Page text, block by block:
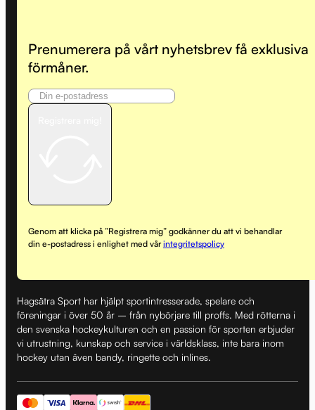
Prenumerera på vårt nyhetsbrev få exklusiva
förmåner.
Genom att klicka på ”Registrera mig” godkänner du att vi behandlar
din e-postadress i enlighet med vårintegritetspolicy
Hagsätra Sport har hjälpt sportintresserade, spelare och
föreningar i över 50 år – från nybörjare till proffs. Med rötterna i
den svenska hockeykulturen och en passion för sporten erbjuder
vi utrustning, kunskap och service i världsklass, inte bara inom
hockey utan även bandy, ringette och inlines.